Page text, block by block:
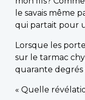
le savais même
qui partait pour
Lorsque les
sur le tarmac
quarante degrés
« Quelle